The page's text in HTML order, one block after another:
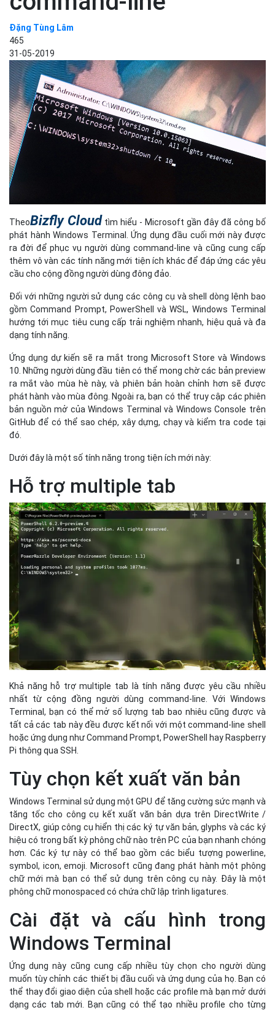
Đặng Tùng Lâm
465
31-05-2019
TheoBizfly Cloud tìm hiểu - Microsoft gần đây đã công bố
phát hành Windows Terminal. Ứng dụng đầu cuối mới này được
ra đời để phục vụ người dùng command-line và cũng cung cấp
thêm vô vàn các tính năng mới tiện ích khác để đáp ứng các yêu
cầu cho cộng đồng người dùng đông đảo.
Đối với những người sử dụng các công cụ và shell dòng lệnh bao
gồm Command Prompt, PowerShell và WSL, Windows Terminal
hướng tới mục tiêu cung cấp trải nghiệm nhanh, hiệu quả và đa
dạng tính năng.
Ứng dụng dự kiến sẽ ra mắt trong Microsoft Store và Windows
10. Những người dùng đầu tiên có thể mong chờ các bản preview
ra mắt vào mùa hè này, và phiên bản hoàn chỉnh hơn sẽ được
phát hành vào mùa đông. Ngoài ra, bạn có thể truy cập các phiên
bản nguồn mở của Windows Terminal và Windows Console trên
GitHub để có thể sao chép, xây dựng, chạy và kiểm tra code tại
đó.
Dưới đây là một số tính năng trong tiện ích mới này:
Hỗ trợ multiple tab
Khả năng hỗ trợ multiple tab là tính năng được yêu cầu nhiều
nhất từ cộng đồng người dùng command-line. Với Windows
Terminal, bạn có thể mở số lượng tab bao nhiêu cũng được và
tất cả các tab này đều được kết nối với một command-line shell
hoặc ứng dụng như Command Prompt, PowerShell hay Raspberry
Pi thông qua SSH.
Tùy chọn kết xuất văn bản
Windows Terminal sử dụng một GPU để tăng cường sức mạnh và
tăng tốc cho công cụ kết xuất văn bản dựa trên DirectWrite /
DirectX, giúp công cụ hiển thị các ký tự văn bản, glyphs và các ký
hiệu có trong bất kỳ phông chữ nào trên PC của bạn nhanh chóng
hơn. Các ký tự này có thể bao gồm các biểu tượng powerline,
symbol, icon, emoji. Microsoft cũng đang phát hành một phông
chữ mới mà bạn có thể sử dụng trên công cụ này. Đây là một
phông chữ monospaced có chứa chữ lập trình ligatures.
Cài đặt và cấu hình trong
Windows Terminal
Ứng dụng này cũng cung cấp nhiều tùy chọn cho người dùng
muốn tùy chỉnh các thiết bị đầu cuối và ứng dụng của họ. Bạn có
thể thay đổi giao diện của shell hoặc các profile mà bạn mở dưới
dạng các tab mới. Bạn cũng có thể tạo nhiều profile cho từng